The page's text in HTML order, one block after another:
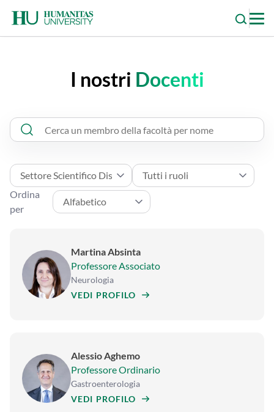
content
I nostri Docenti
Ordina
per
Martina Absinta
Professore Associato
Neurologia
VEDI PROFILO
Alessio Aghemo
Professore Ordinario
Gastroenterologia
VEDI PROFILO